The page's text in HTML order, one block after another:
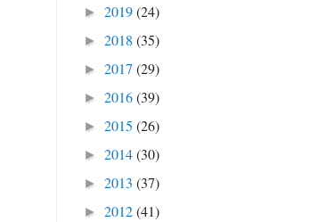
► 2019(24)
► 2018 (35)
► 2017 (29)
► 2016(39)
► 2015 (26)
► 2014(30)
► 2013 (37)
► 2012(41)